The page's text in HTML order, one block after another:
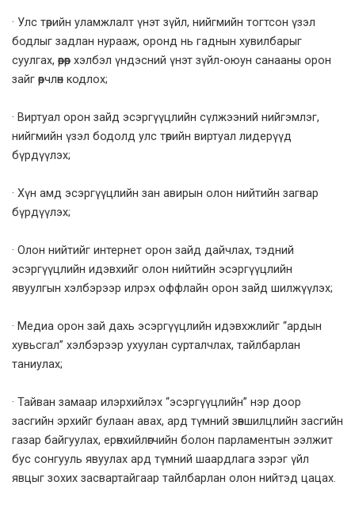
· Улс төрийн уламжлалт үнэт зүйл, нийгмийн тогтсон үзэл
бодлыг задлан нурааж, оронд нь гаднын хувилбарыг
суулгах, өөрөөр хэлбэл үндэсний үнэт зүйл-оюун санааны орон
зайг өөрчлөн кодлох;
· Виртуал орон зайд эсэргүүцлийн сүлжээний нийгэмлэг,
нийгмийн үзэл бодолд улс төрийн виртуал лидерүүд
бүрдүүлэх;
· Хүн амд эсэргүүцлийн зан авирын олон нийтийн загвар
бүрдүүлэх;
· Олон нийтийг интернет орон зайд дайчлах, тэдний
эсэргүүцлийн идэвхийг олон нийтийн эсэргүүцлийн
явуулгын хэлбэрээр илрэх оффлайн орон зайд шилжүүлэх;
· Медиа орон зай дахь эсэргүүцлийн идэвхжлийг “ардын
хувьсгал” хэлбэрээр ухуулан сурталчлах, тайлбарлан
таниулах;
· Тайван замаар илэрхийлэх “эсэргүүцлийн” нэр доор
засгийн эрхийг булаан авах, ард түмний зөвшилцлийн засгийн
газар байгуулах, ерөнхийлөгчийн болон парламентын ээлжит
бус сонгууль явуулах ард түмний шаардлага зэрэг үйл
явцыг зохих засвартайгаар тайлбарлан олон нийтэд цацах.